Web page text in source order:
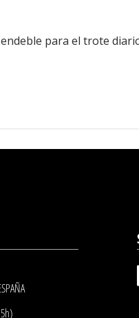
para el trote